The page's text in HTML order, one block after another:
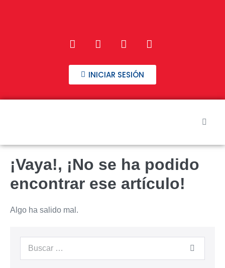
INICIAR SESIÓN
Inicio
Nuestros Cursos
Contacto
¡Vaya!, ¡No se ha podido
encontrar ese artículo!
Algo ha salido mal.